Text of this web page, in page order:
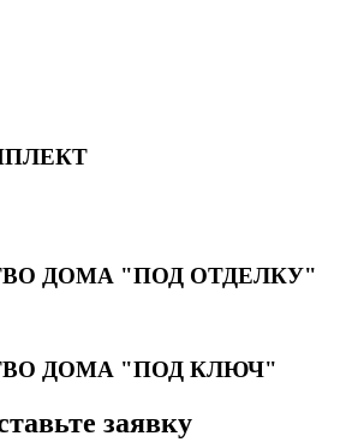
ДОМА "ПОД ОТДЕЛКУ"
ДОМА "ПОД КЛЮЧ"
заявку